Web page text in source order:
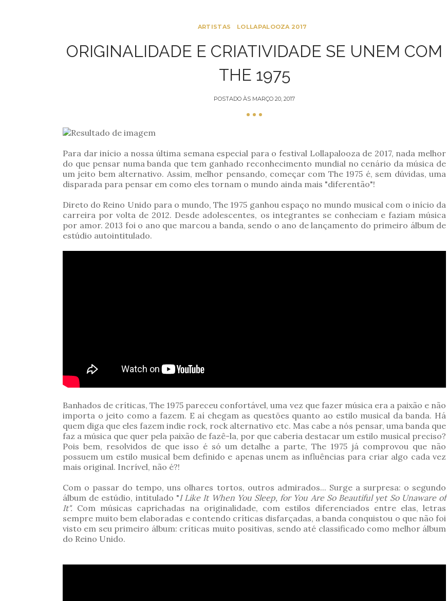
ARTISTAS LOLLAPALOOZA 2017
ORIGINALIDADE E CRIATIVIDADE SE UNEM COM
THE 1975
POSTADO ÀS MARÇO 20, 2017
Para dar início a nossa última semana especial para o festival Lollapalooza de 2017, nada melhor
do que pensar numa banda que tem ganhado reconhecimento mundial no cenário da música de
um jeito bem alternativo. Assim, melhor pensando, começar com The 1975 é, sem dúvidas, uma
disparada para pensar em como eles tornam o mundo ainda mais "diferentão"!
Direto do Reino Unido para o mundo, The 1975 ganhou espaço no mundo musical com o início da
carreira por volta de 2012. Desde adolescentes, os integrantes se conheciam e faziam música
por amor. 2013 foi o ano que marcou a banda, sendo o ano de lançamento do primeiro álbum de
estúdio autointitulado.
Banhados de críticas, The 1975 pareceu confortável, uma vez que fazer música era a paixão e não
importa o jeito como a fazem. E aí chegam as questões quanto ao estilo musical da banda. Há
quem diga que eles fazem indie rock, rock alternativo etc. Mas cabe a nós pensar, uma banda que
faz a música que quer pela paixão de fazê-la, por que caberia destacar um estilo musical preciso?
Pois bem, resolvidos de que isso é só um detalhe a parte, The 1975 já comprovou que não
possuem um estilo musical bem definido e apenas unem as influências para criar algo cada vez
mais original. Incrível, não é?!
Com o passar do tempo, uns olhares tortos, outros admirados... Surge a surpresa: o segundo
álbum de estúdio, intitulado "I Like It When You Sleep, for You Are So Beautiful yet So Unaware of
It". Com músicas caprichadas na originalidade, com estilos diferenciados entre elas, letras
sempre muito bem elaboradas e contendo críticas disfarçadas, a banda conquistou o que não foi
visto em seu primeiro álbum: críticas muito positivas, sendo até classificado como melhor álbum
do Reino Unido.